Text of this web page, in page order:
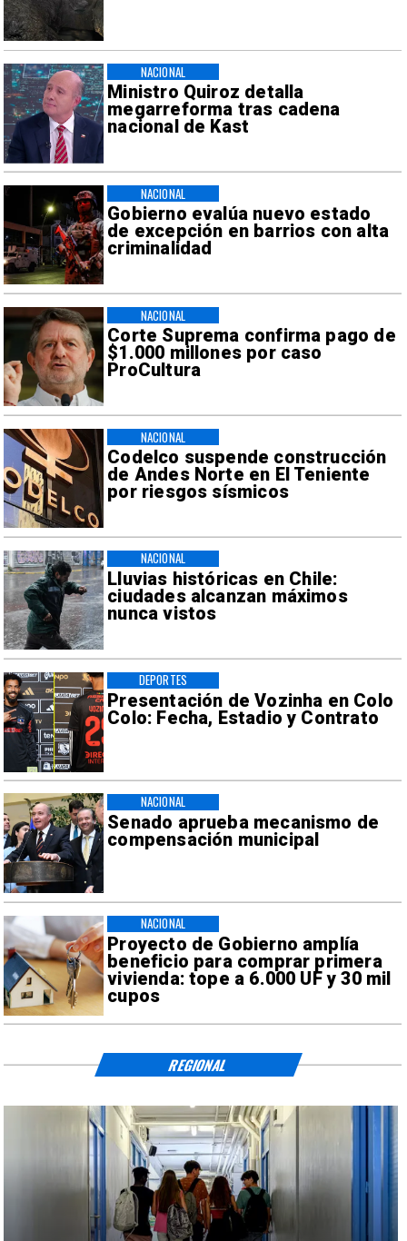
Ministro Quiroz detalla
megarreforma tras cadena
nacional de Kast
NACIONAL
Gobierno evalúa nuevo estado
de excepción en barrios con alta
criminalidad
NACIONAL
Corte Suprema confirma pago de
$1.000 millones por caso
ProCultura
NACIONAL
Codelco suspende construcción
de Andes Norte en El Teniente
por riesgos sísmicos
NACIONAL
Lluvias históricas en Chile:
ciudades alcanzan máximos
nunca vistos
NACIONAL
Presentación de Vozinha en Colo
Colo: Fecha, Estadio y Contrato
DEPORTES
Senado aprueba mecanismo de
compensación municipal
NACIONAL
Proyecto de Gobierno amplía
beneficio para comprar primera
vivienda: tope a 6.000 UF y 30 mil
cupos
NACIONAL
REGIONAL